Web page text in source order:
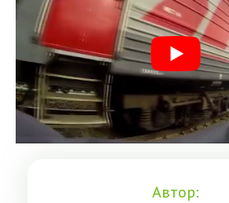
Автор: